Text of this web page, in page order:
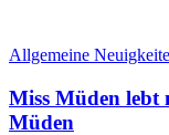
Allgemeine
Miss Müden lebt
Müden